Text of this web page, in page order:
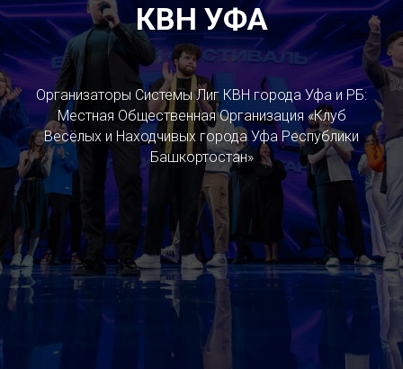
КВН УФА
Организаторы Системы Лиг КВН города Уфа и РБ:
Местная Общественная Организация «Клуб
Весёлых и Находчивых города Уфа Республики
Башкортостан»